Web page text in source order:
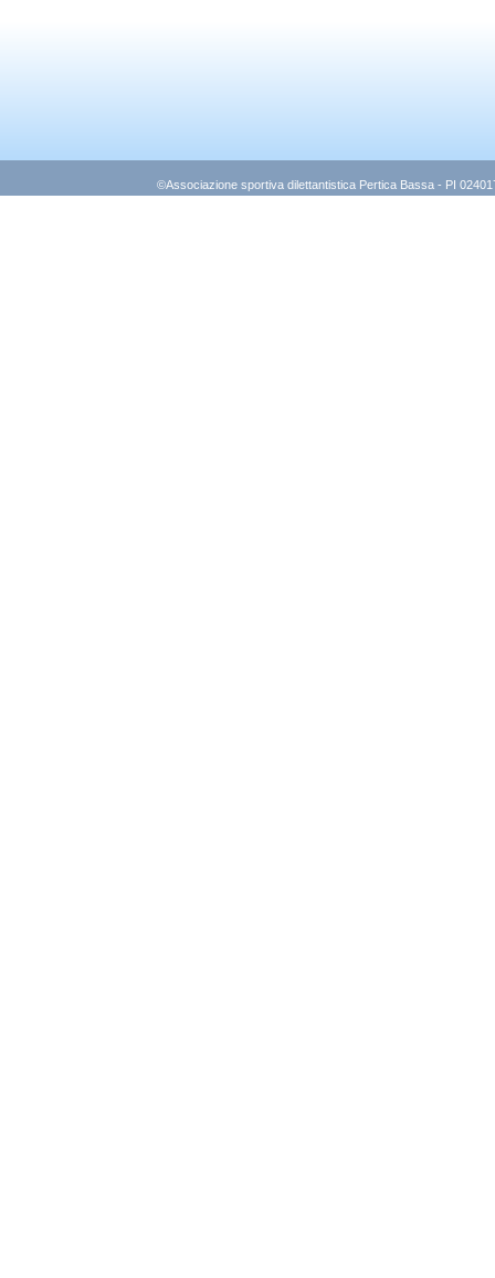
©Associazione sportiva dilettantistica Pertica Bassa - PI